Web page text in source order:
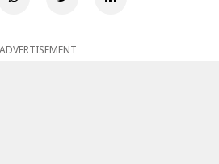
ADVERTISEMENT